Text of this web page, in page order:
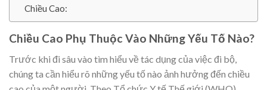
Chiều Cao:
Chiều Cao Phụ Thuộc Vào Những Yếu Tố Nào?
Trước khi đi sâu vào tìm hiểu về tác dụng của việc đi bộ,
chúng ta cần hiểu rõ những yếu tố nào ảnh hưởng đến chiều